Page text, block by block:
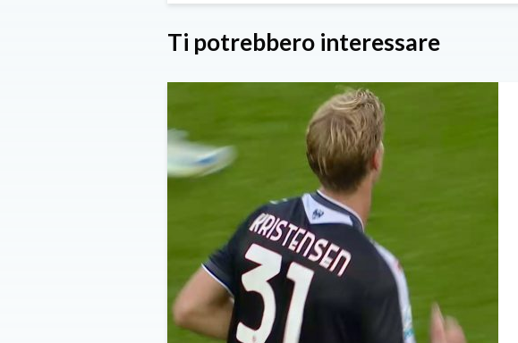
Ti potrebbero interessare